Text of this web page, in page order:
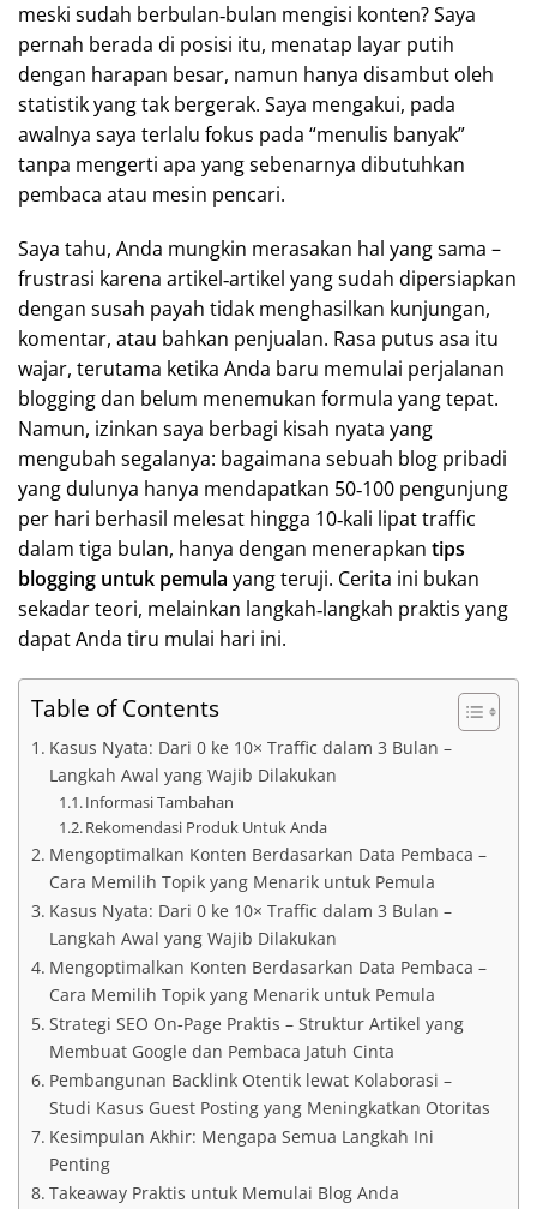
meski sudah berbulan‑bulan mengisi konten? Saya
pernah berada di posisi itu, menatap layar putih
dengan harapan besar, namun hanya disambut oleh
statistik yang tak bergerak. Saya mengakui, pada
awalnya saya terlalu fokus pada “menulis banyak”
tanpa mengerti apa yang sebenarnya dibutuhkan
pembaca atau mesin pencari.
Saya tahu, Anda mungkin merasakan hal yang sama –
frustrasi karena artikel‑artikel yang sudah dipersiapkan
dengan susah payah tidak menghasilkan kunjungan,
komentar, atau bahkan penjualan. Rasa putus asa itu
wajar, terutama ketika Anda baru memulai perjalanan
blogging dan belum menemukan formula yang tepat.
Namun, izinkan saya berbagi kisah nyata yang
mengubah segalanya: bagaimana sebuah blog pribadi
yang dulunya hanya mendapatkan 50‑100 pengunjung
per hari berhasil melesat hingga 10‑kali lipat traffic
dalam tiga bulan, hanya dengan menerapkan tips
blogging untuk pemula yang teruji. Cerita ini bukan
sekadar teori, melainkan langkah‑langkah praktis yang
dapat Anda tiru mulai hari ini.
Table of Contents
Kasus Nyata: Dari 0 ke 10× Traffic dalam 3 Bulan –
Langkah Awal yang Wajib Dilakukan
Informasi Tambahan
Rekomendasi Produk Untuk Anda
Mengoptimalkan Konten Berdasarkan Data Pembaca –
Cara Memilih Topik yang Menarik untuk Pemula
Kasus Nyata: Dari 0 ke 10× Traffic dalam 3 Bulan –
Langkah Awal yang Wajib Dilakukan
Mengoptimalkan Konten Berdasarkan Data Pembaca –
Cara Memilih Topik yang Menarik untuk Pemula
Strategi SEO On‑Page Praktis – Struktur Artikel yang
Membuat Google dan Pembaca Jatuh Cinta
Pembangunan Backlink Otentik lewat Kolaborasi –
Studi Kasus Guest Posting yang Meningkatkan Otoritas
Kesimpulan Akhir: Mengapa Semua Langkah Ini
Penting
Takeaway Praktis untuk Memulai Blog Anda